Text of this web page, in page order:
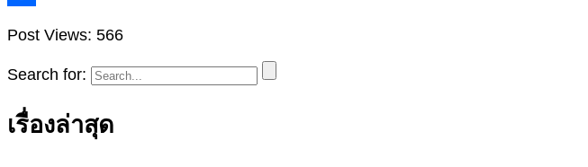
Post Views: 566
Search for:
เรื่องล่าสุด